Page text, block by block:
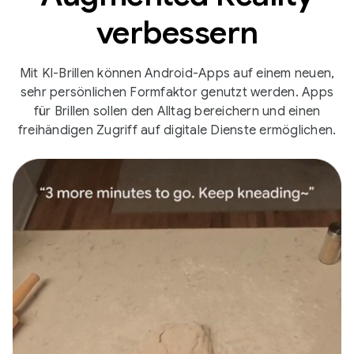
verbessern
Mit KI-Brillen können Android-Apps auf einem neuen,
sehr persönlichen Formfaktor genutzt werden. Apps
für Brillen sollen den Alltag bereichern und einen
freihändigen Zugriff auf digitale Dienste ermöglichen.